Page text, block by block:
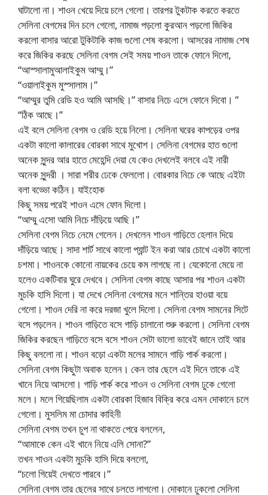
ঘাটালো না। শাওন খেয়ে দিয়ে চলে গেলো। তারপর টুকটাক করতে করতে
সেলিনা বেগমের দিন চলে গেলো, নামাজ পড়লো কুরআন পড়লো জিকির
করলো বাসার আরো টুকিটাকি কাজ গুলো শেষ করলো। আসরের নামাজ শেষ
করে জিকির করছে সেলিনা বেগম সেই সময় শাওন তাকে ফোনে দিলো,
“আস্সালামুআলাইকুম আম্মু।”
“ওয়ালাইকুম মুস্সালাম।”
“আম্মুর তুমি রেডি হও আমি আসছি।” বাসার নিচে এসে ফোনে দিবো। ”
“ঠিক আছে।”
এই বলে সেলিনা বেগম ও রেডি হয়ে নিলো। সেলিনা ঘরের কাপড়ের ওপর
একটা কালো কালারের বোরকা সাথে মুখোশ। সেলিনা বেগমের হাত গুলো
অনেক সুন্দর আর হাতে মেহেন্দি দেয়া যে কেও দেখলেই বলবে এই নারী
অনেক সুন্দরী । সারা শরীর ঢেকে ফেললো। বোরকার নিচে কে আছে এইটা
বলা বড্ডো কঠিন। যাইহোক
কিছু সময় পরেই শাওন এসে ফোন দিলো।
“আম্মু এসো আমি নিচে দাঁড়িয়ে আছি।”
সেলিনা বেগম নিচে নেমে গেলেন। দেখলেন শাওন গাড়িতে হেলান দিয়ে
দাঁড়িয়ে আছে। সাদা শার্ট সাথে কালো প্যান্ট ইন করা আর চোখে একটা কালো
চশমা। শাওনকে কোনো নায়কের চেয়ে কম লাগছে না। যেকোনো মেয়ে না
হলেও একটিবার ঘুরে দেখবে। সেলিনা বেগম কাছে আসার পর শাওন একটা
মুচকি হাসি দিলো। যা দেখে সেলিনা বেগমের মনে শান্তির হাওয়া বয়ে
গেলো। শাওন দেরি না করে দরজা খুলে দিলো। সেলিনা বেগম সামনের সিটে
বসে পড়লেন। শাওন গাড়িতে বসে গাড়ি চালানো শুরু করলো। সেলিনা বেগম
জিকির করছেন গাড়িতে বসে বসে শাওন সেটা ভালো ভাবেই জানে তাই আর
কিছু বললো না। শাওন বড়ো একটা মলের সামনে গাড়ি পার্ক করলো।
সেলিনা বেগম কিছুটা অবাক হলেন। কেন তার ছেলে এই দিনে তাকে এই
খানে নিয়ে আসলো। গাড়ি পার্ক করে শাওন ও সেলিনা বেগম ঢুকে গেলো
মলে। মলে গিয়েছিলাম একটা বোরকা হিজাব বিক্রি করে এমন দোকানে চলে
গেলো। মুসলিম মা চোদার কাহিনী
সেলিনা বেগম তখন চুপ না থাকতে পেরে বললেন,
“আমাকে কেন এই খানে নিয়ে এলি সোনা?”
তখন শাওন একটা মুচকি হাসি দিয়ে বললো,
“চলো গিয়েই দেখতে পারবে।”
সেলিনা বেগম তার ছেলের সাথে চলতে লাগলো। দোকানে ঢুকলো সেলিনা